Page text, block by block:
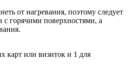
от нагревания, поэтому следует
с горячими поверхностями, а
карт или визиток и 1 для